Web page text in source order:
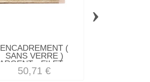
ENCADREMENT (
SANS VERRE )
ARGENT - FILET...
50,71 €
›